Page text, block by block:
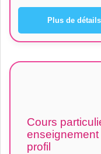
Plus de détails
Cours
profil